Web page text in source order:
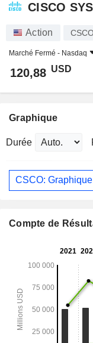
CISCO
Action
Marché Fermé - Nasdaq
120,88 USD
Graphique
Durée
CSCO:
Compte de